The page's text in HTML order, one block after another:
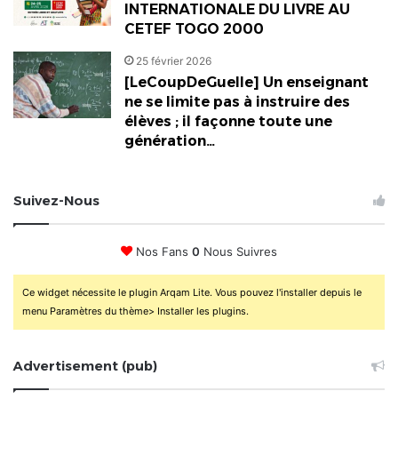
INTERNATIONALE DU LIVRE AU
CETEF TOGO 2000
25 février 2026
[LeCoupDeGuelle] Un enseignant
ne se limite pas à instruire des
élèves ; il façonne toute une
génération…
Suivez-Nous
Nos Fans 0 Nous Suivres
Ce widget nécessite le plugin Arqam Lite. Vous pouvez l'installer depuis le
menu Paramètres du thème> Installer les plugins.
Advertisement (pub)